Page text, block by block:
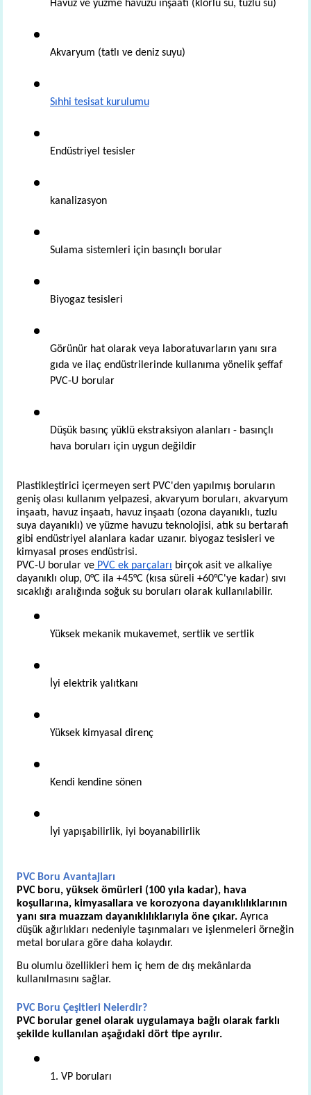
Havuz ve yüzme havuzu inşaatı (klorlu su, tuzlu su)
Akvaryum (tatlı ve deniz suyu)
Sıhhi tesisat kurulumu
Endüstriyel tesisler
kanalizasyon
Sulama sistemleri için basınçlı borular
Biyogaz tesisleri
Görünür hat olarak veya laboratuvarların yanı sıra
gıda ve ilaç endüstrilerinde kullanıma yönelik şeffaf
PVC-U borular
Düşük basınç yüklü ekstraksiyon alanları - basınçlı
hava boruları için uygun değildir
Plastikleştirici içermeyen sert PVC'den yapılmış boruların
geniş olası kullanım yelpazesi, akvaryum boruları, akvaryum
inşaatı, havuz inşaatı, havuz inşaatı (ozona dayanıklı, tuzlu
suya dayanıklı) ve yüzme havuzu teknolojisi, atık su bertarafı
gibi endüstriyel alanlara kadar uzanır. biyogaz tesisleri ve
kimyasal proses endüstrisi.
PVC-U borular ve PVC ek parçaları birçok asit ve alkaliye
dayanıklı olup, 0°C ila +45°C (kısa süreli +60°C'ye kadar) sıvı
sıcaklığı aralığında soğuk su boruları olarak kullanılabilir.
Yüksek mekanik mukavemet, sertlik ve sertlik
İyi elektrik yalıtkanı
Yüksek kimyasal direnç
Kendi kendine sönen
İyi yapışabilirlik, iyi boyanabilirlik
PVC Boru Avantajları
PVC boru, yüksek ömürleri (100 yıla kadar), hava
koşullarına, kimyasallara ve korozyona dayanıklılıklarının
yanı sıra muazzam dayanıklılıklarıyla öne çıkar. Ayrıca
düşük ağırlıkları nedeniyle taşınmaları ve işlenmeleri örneğin
metal borulara göre daha kolaydır.
Bu olumlu özellikleri hem iç hem de dış mekânlarda
kullanılmasını sağlar.
PVC Boru Çeşitleri Nelerdir?
PVC borular genel olarak uygulamaya bağlı olarak farklı
şekilde kullanılan aşağıdaki dört tipe ayrılır.
1. VP boruları